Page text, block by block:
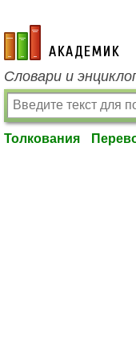
academic.ru
Словари и
Толкования